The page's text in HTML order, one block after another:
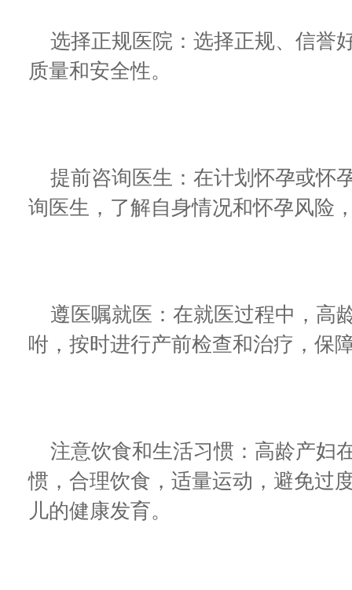
选择正规医院：选择正规、信誉
质量和安全性。
提前咨询医生：在计划怀孕或怀
询医生，了解自身情况和怀孕风险
遵医嘱就医：在就医过程中，高
咐，按时进行产前检查和治疗，保
注意饮食和生活习惯：高龄产妇
惯，合理饮食，适量运动，避免过
儿的健康发育。